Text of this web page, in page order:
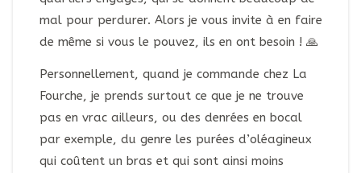
mal pour perdurer. Alors je vous invite à en faire
de même si vous le pouvez, ils en ont besoin ! 🙏
Personnellement, quand je commande chez La
Fourche, je prends surtout ce que je ne trouve
pas en vrac ailleurs, ou des denrées en bocal
par exemple, du genre les purées d’oléagineux
qui coûtent un bras et qui sont ainsi moins